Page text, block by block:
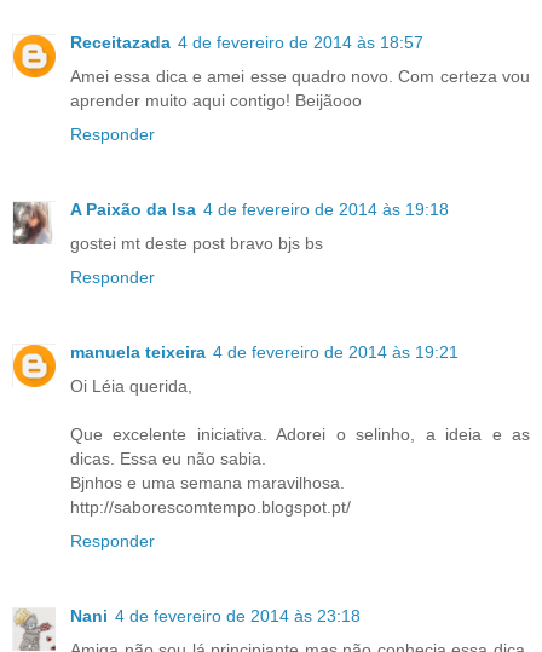
Receitazada 4 de fevereiro de 2014 às 18:57
Amei essa dica e amei esse quadro novo. Com certeza vou
aprender muito aqui contigo! Beijãooo
Responder
A Paixão da Isa 4 de fevereiro de 2014 às 19:18
gostei mt deste post bravo bjs bs
Responder
manuela teixeira 4 de fevereiro de 2014 às 19:21
Oi Léia querida,
Que excelente iniciativa. Adorei o selinho, a ideia e as
dicas. Essa eu não sabia.
Bjnhos e uma semana maravilhosa.
http://saborescomtempo.blogspot.pt/
Responder
Nani 4 de fevereiro de 2014 às 23:18